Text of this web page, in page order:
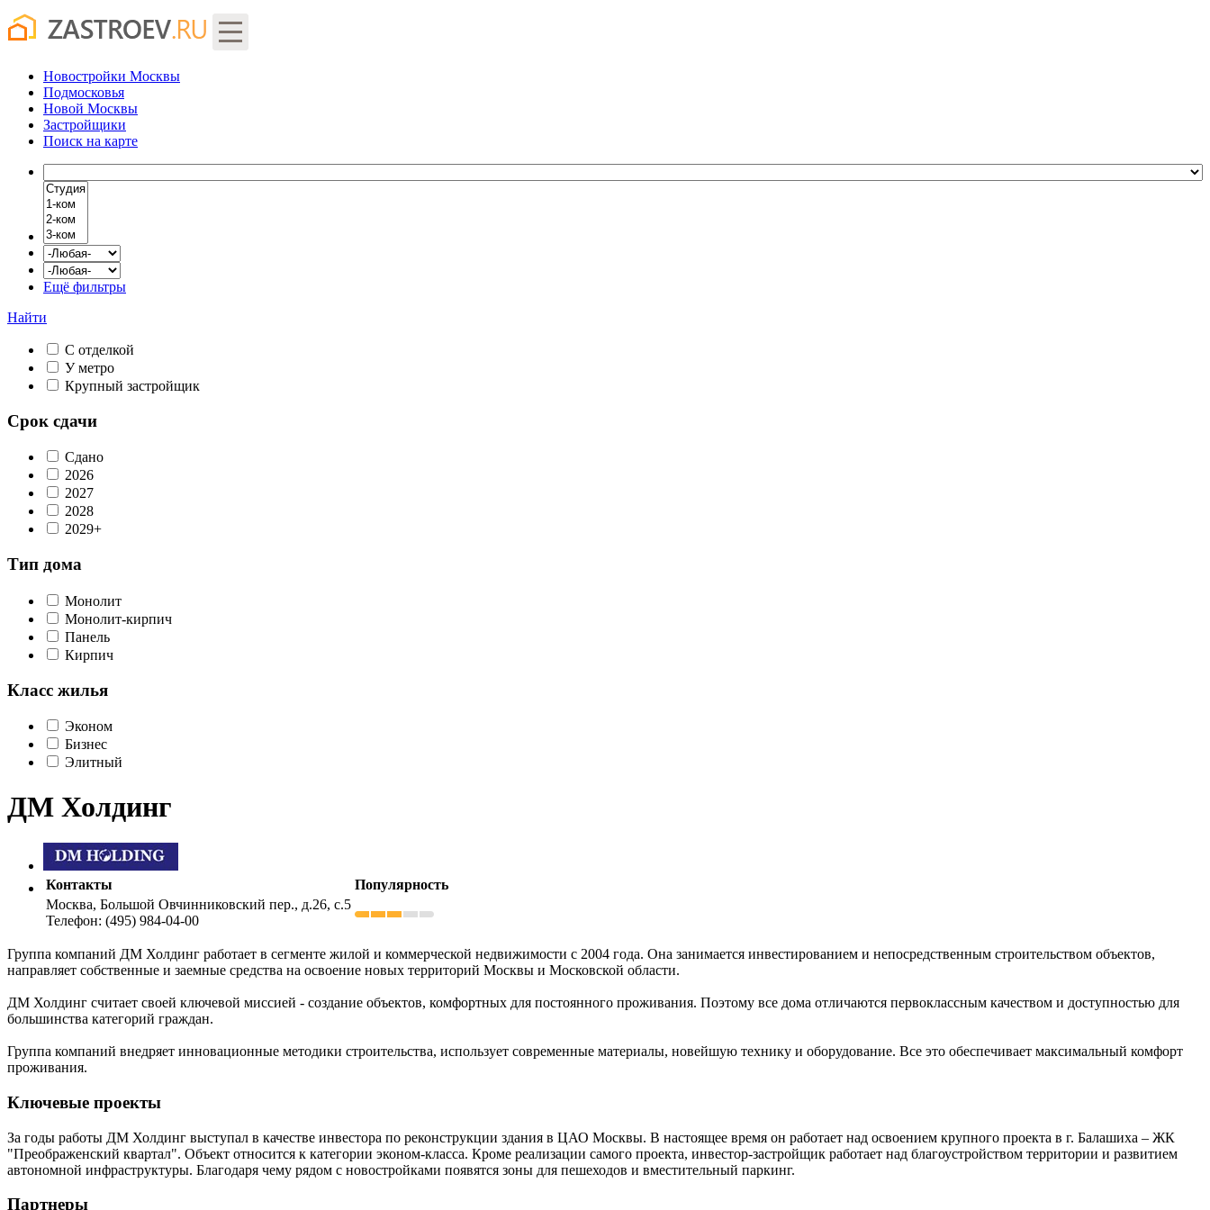
Новостройки Москвы
Подмосковья
Новой Москвы
Застройщики
Поиск на карте
Ещё фильтры
Найти
С отделкой
У метро
Крупный застройщик
Срок сдачи
Сдано
2026
2027
2028
2029+
Тип дома
Монолит
Монолит-кирпич
Панель
Кирпич
Класс жилья
Эконом
Бизнес
Элитный
ДМ Холдинг
Контакты
Популярность
Москва, Большой Овчинниковский пер., д.26, с.5
Телефон: (495) 984-04-00
Группа компаний ДМ Холдинг работает в сегменте жилой и коммерческой недвижимости с 2004 года. Она занимается инвестированием и непосредственным строительством объектов,
направляет собственные и заемные средства на освоение новых территорий Москвы и Московской области.
ДМ Холдинг считает своей ключевой миссией - создание объектов, комфортных для постоянного проживания. Поэтому все дома отличаются первоклассным качеством и доступностью для
большинства категорий граждан.
Группа компаний внедряет инновационные методики строительства, использует современные материалы, новейшую технику и оборудование. Все это обеспечивает максимальный комфорт
проживания.
Ключевые проекты
За годы работы ДМ Холдинг выступал в качестве инвестора по реконструкции здания в ЦАО Москвы. В настоящее время он работает над освоением крупного проекта в г. Балашиха – ЖК
"Преображенский квартал". Объект относится к категории эконом-класса. Кроме реализации самого проекта, инвестор-застройщик работает над благоустройством территории и развитием
автономной инфраструктуры. Благодаря чему рядом с новостройками появятся зоны для пешеходов и вместительный паркинг.
Партнеры